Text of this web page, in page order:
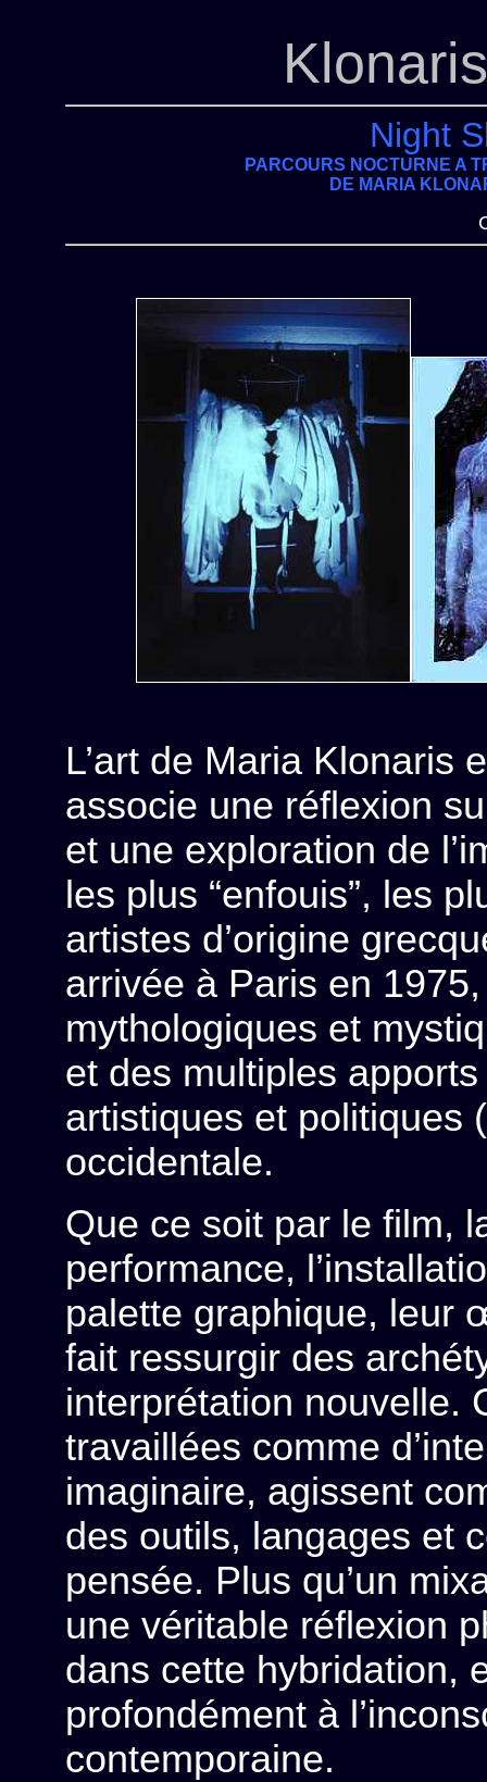
Night
PARCOURS NOCTURNE A
DE MARIA
L’art de Maria Klonaris
associe une réflexion
et une exploration de
les plus “enfouis”, les
artistes d’origine
arrivée à Paris en
mythologiques et
et des multiples
artistiques et politiques
occidentale.
Que ce soit par le film,
performance,
palette graphique, leur
fait ressurgir des
interprétation nouvelle.
travaillées comme
imaginaire, agissent
des outils, langages et
pensée. Plus qu’un
une véritable réflexion
dans cette hybridation,
profondément à
contemporaine.